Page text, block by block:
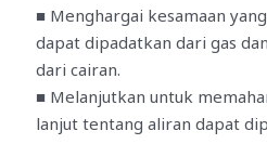
■ Menghargai kesamaan
dapat dipadatkan dari gas
dari cairan.
■ Melanjutkan untuk
lanjut tentang aliran dapat